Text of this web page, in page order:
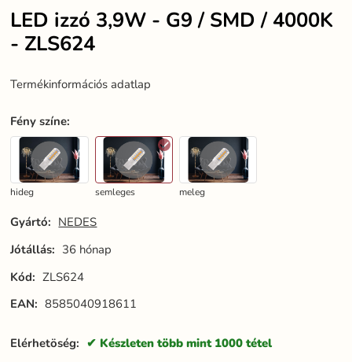
LED izzó 3,9W - G9 / SMD / 4000K
- ZLS624
Termékinformációs adatlap
Fény színe:
hideg semleges meleg
Gyártó: NEDES
Jótállás: 36 hónap
Kód: ZLS624
EAN: 8585040918611
Elérhetöség: Készleten több mint 1000 tétel